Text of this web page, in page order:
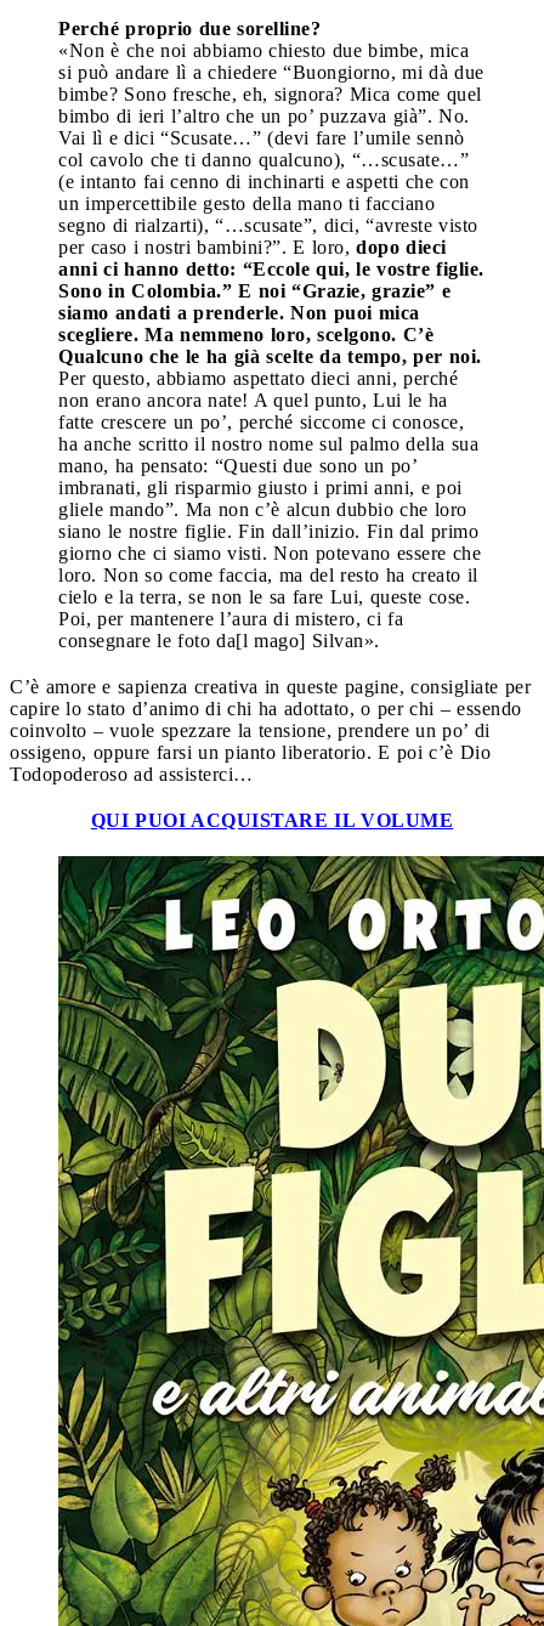
Perché proprio due sorelline?
«Non è che noi abbiamo chiesto due bimbe, mica
si può andare lì a chiedere “Buongiorno, mi dà due
bimbe? Sono fresche, eh, signora? Mica come quel
bimbo di ieri l’altro che un po’ puzzava già”. No.
Vai lì e dici “Scusate…” (devi fare l’umile sennò
col cavolo che ti danno qualcuno), “…scusate…”
(e intanto fai cenno di inchinarti e aspetti che con
un impercettibile gesto della mano ti facciano
segno di rialzarti), “…scusate”, dici, “avreste visto
per caso i nostri bambini?”. E loro, dopo dieci
anni ci hanno detto: “Eccole qui, le vostre figlie.
Sono in Colombia.” E noi “Grazie, grazie” e
siamo andati a prenderle. Non puoi mica
scegliere. Ma nemmeno loro, scelgono. C’è
Qualcuno che le ha già scelte da tempo, per noi.
Per questo, abbiamo aspettato dieci anni, perché
non erano ancora nate! A quel punto, Lui le ha
fatte crescere un po’, perché siccome ci conosce,
ha anche scritto il nostro nome sul palmo della sua
mano, ha pensato: “Questi due sono un po’
imbranati, gli risparmio giusto i primi anni, e poi
gliele mando”. Ma non c’è alcun dubbio che loro
siano le nostre figlie. Fin dall’inizio. Fin dal primo
giorno che ci siamo visti. Non potevano essere che
loro. Non so come faccia, ma del resto ha creato il
cielo e la terra, se non le sa fare Lui, queste cose.
Poi, per mantenere l’aura di mistero, ci fa
consegnare le foto da[l mago] Silvan».
C’è amore e sapienza creativa in queste pagine, consigliate per
capire lo stato d’animo di chi ha adottato, o per chi – essendo
coinvolto – vuole spezzare la tensione, prendere un po’ di
ossigeno, oppure farsi un pianto liberatorio. E poi c’è Dio
Todopoderoso ad assisterci…
QUI PUOI ACQUISTARE IL VOLUME